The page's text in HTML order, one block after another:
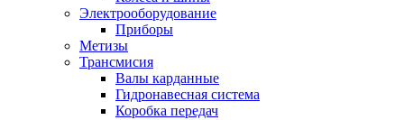
Электрооборудование
Приборы
Метизы
Трансмисия
Валы карданные
Гидронавесная система
Коробка передач